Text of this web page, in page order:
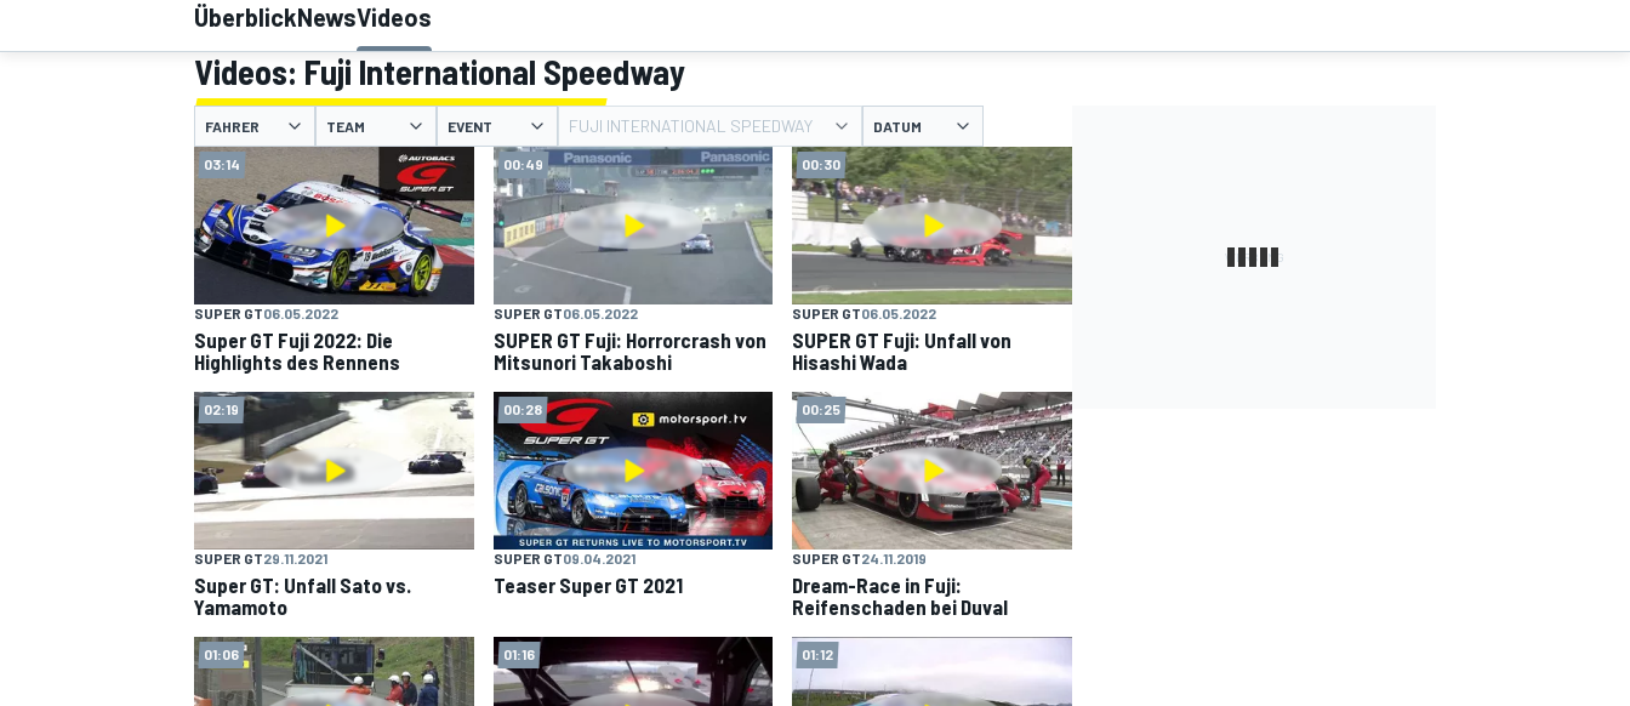
MOTOGP
DTM
ÜberblickNewsVideos
Videos: Fuji International Speedway
FAHRER TEAM EVENT FUJI INTERNATIONAL SPEEDWAY DATUM
03:14
SUPER GT06.05.2022
Super GT Fuji 2022: Die
Highlights des Rennens
00:49
SUPER GT06.05.2022
SUPER GT Fuji: Horrorcrash von
Mitsunori Takaboshi
00:30
SUPER GT06.05.2022
SUPER GT Fuji: Unfall von
Hisashi Wada
02:19
SUPER GT29.11.2021
Super GT: Unfall Sato vs.
Yamamoto
00:28
SUPER GT09.04.2021
Teaser Super GT 2021
00:25
SUPER GT24.11.2019
Dream-Race in Fuji:
Reifenschaden bei Duval
01:06 01:16 01:12